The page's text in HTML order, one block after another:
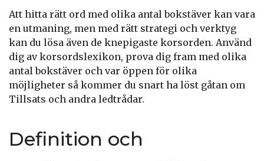
Att hitta rätt ord med olika antal bokstäver kan vara
en utmaning, men med rätt strategi och verktyg
kan du lösa även de knepigaste korsorden. Använd
dig av korsordslexikon, prova dig fram med olika
antal bokstäver och var öppen för olika
möjligheter så kommer du snart ha löst gåtan om
Tillsats och andra ledtrådar.
Definition och